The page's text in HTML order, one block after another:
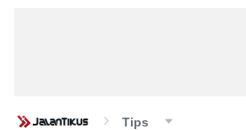
Tips